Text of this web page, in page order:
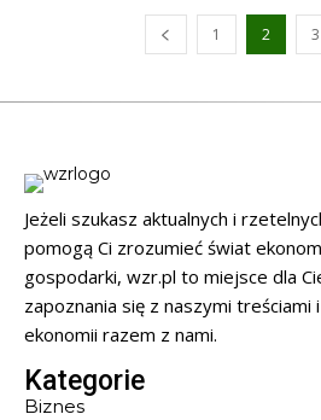
1 2 3
Jeżeli szukasz aktualnych i
pomogą Ci zrozumieć świat
gospodarki, wzr.pl to miejsce dla
zapoznania się z naszymi treściami
ekonomii razem z nami.
Kategorie
Biznes